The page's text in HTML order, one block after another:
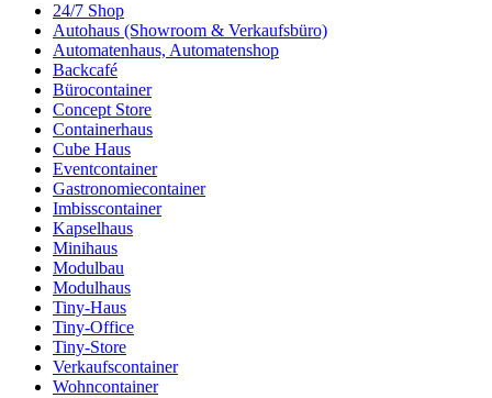
24/7 Shop
Autohaus (Showroom & Verkaufsbüro)
Automatenhaus, Automatenshop
Backcafé
Bürocontainer
Concept Store
Containerhaus
Cube Haus
Eventcontainer
Gastronomiecontainer
Imbisscontainer
Kapselhaus
Minihaus
Modulbau
Modulhaus
Tiny-Haus
Tiny-Office
Tiny-Store
Verkaufscontainer
Wohncontainer